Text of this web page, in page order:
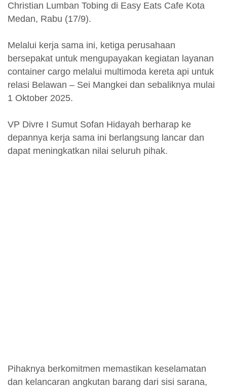
Christian Lumban Tobing di Easy Eats Cafe Kota
Medan, Rabu (17/9).
Melalui kerja sama ini, ketiga perusahaan
bersepakat untuk mengupayakan kegiatan layanan
container cargo melalui multimoda kereta api untuk
relasi Belawan – Sei Mangkei dan sebaliknya mulai
1 Oktober 2025.
VP Divre I Sumut Sofan Hidayah berharap ke
depannya kerja sama ini berlangsung lancar dan
dapat meningkatkan nilai seluruh pihak.
Pihaknya berkomitmen memastikan keselamatan
dan kelancaran angkutan barang dari sisi sarana,